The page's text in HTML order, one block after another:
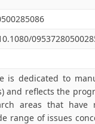
is dedicated to
and reflects the
areas that have
range of issues